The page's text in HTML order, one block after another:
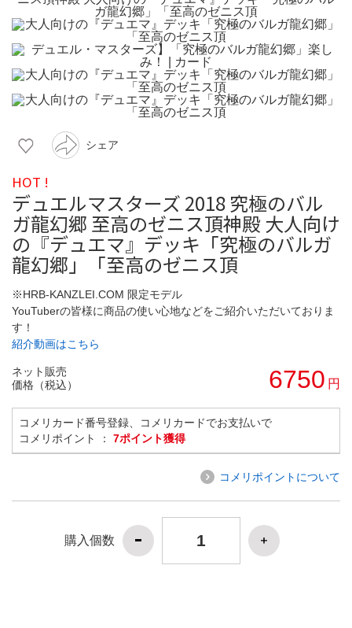
シェア
HOT !
デュエルマスターズ 2018 究極のバル
ガ龍幻郷 至高のゼニス頂神殿 大人向け
の『デュエマ』デッキ「究極のバルガ
龍幻郷」「至高のゼニス頂
※HRB-KANZLEI.COM 限定モデル
YouTuberの皆様に商品の使い心地などをご紹介いただいておりま
す！
紹介動画はこちら
ネット販売
価格（税込）
6750 円
コメリカード番号登録、コメリカードでお支払いで
コメリポイント ： 7ポイント獲得
コメリポイントについて
購入個数